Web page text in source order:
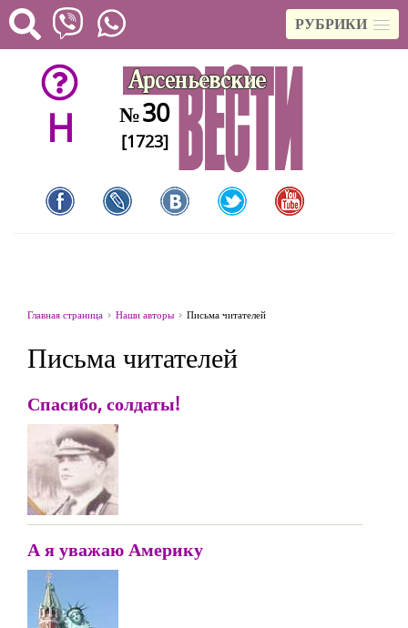
РУБРИКИ
H №30
[1723]
Главная страница Наши авторы Письма читателей
Письма читателей
Спасибо, солдаты!
А я уважаю Америку